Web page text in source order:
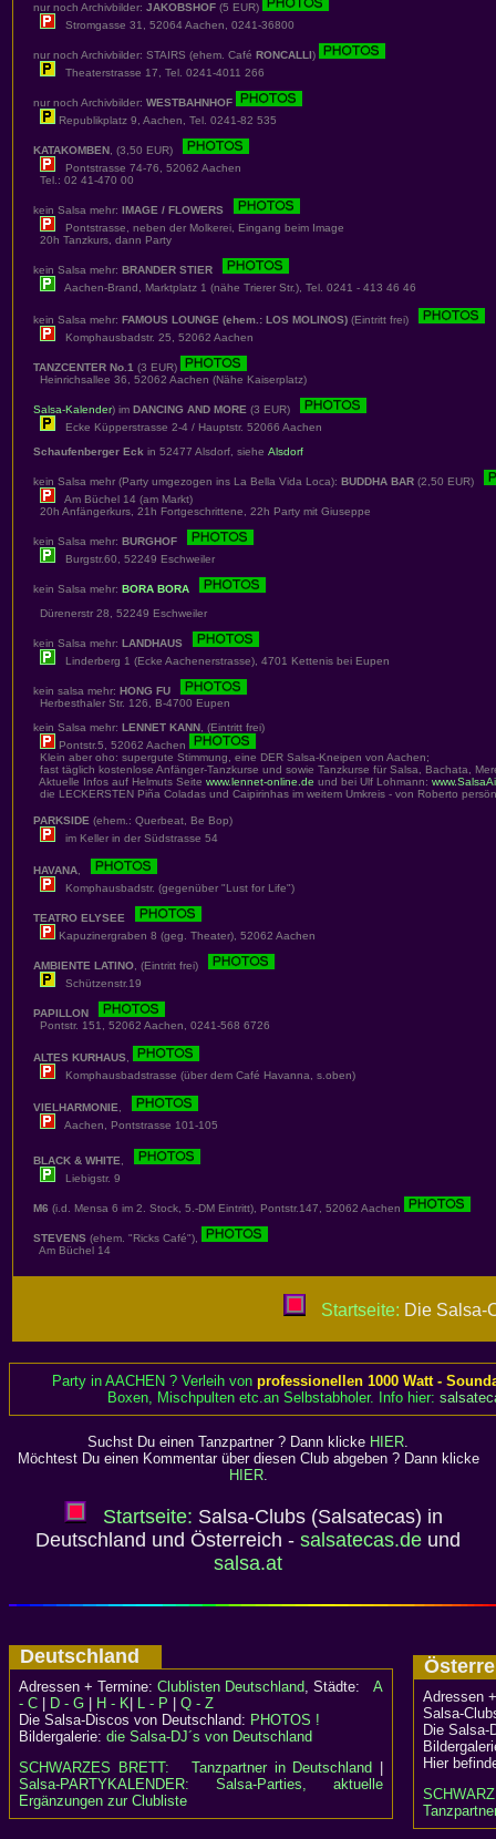
nur noch Archivbilder: JAKOBSHOF (5 EUR)
Stromgasse 31, 52064 Aachen, 0241-36800
nur noch Archivbilder: STAIRS (ehem. Café RONCALLI)
Theaterstrasse 17, Tel. 0241-4011 266
nur noch Archivbilder: WESTBAHNHOF
Republikplatz 9, Aachen, Tel. 0241-82 535
KATAKOMBEN , (3,50 EUR)
Pontstrasse 74-76, 52062 Aachen
Tel.: 02 41-470 00
kein Salsa mehr: IMAGE / FLOWERS
Pontstrasse, neben der Molkerei, Eingang beim Image
20h Tanzkurs, dann Party
kein Salsa mehr: BRANDER STIER
Aachen-Brand, Marktplatz 1 (nähe Trierer Str.), Tel. 0241 - 413 46 46
kein Salsa mehr: FAMOUS LOUNGE (ehem.: LOS MOLINOS) (Eintritt frei)
Komphausbadstr. 25, 52062 Aachen
TANZCENTER No.1 (3 EUR)
Heinrichsallee 36, 52062 Aachen (Nähe Kaiserplatz)
Salsa-Kalender) im DANCING AND MORE (3 EUR)
Ecke Küpperstrasse 2-4 / Hauptstr. 52066 Aachen
Schaufenberger Eck in 52477 Alsdorf, siehe Alsdorf
kein Salsa mehr (Party umgezogen ins La Bella Vida Loca): BUDDHA BAR (2,50 EUR)
Am Büchel 14 (am Markt)
20h Anfängerkurs, 21h Fortgeschrittene, 22h Party mit Giuseppe
kein Salsa mehr: BURGHOF
Burgstr.60, 52249 Eschweiler
kein Salsa mehr: BORA BORA
Dürenerstr 28, 52249 Eschweiler
kein Salsa mehr: LANDHAUS
Linderberg 1 (Ecke Aachenerstrasse), 4701 Kettenis bei Eupen
kein salsa mehr: HONG FU
Herbesthaler Str. 126, B-4700 Eupen
kein Salsa mehr: LENNET KANN , (Eintritt frei)
Pontstr.5, 52062 Aachen
Klein aber oho: supergute Stimmung, eine DER Salsa-Kneipen von Aachen;
fast täglich kostenlose Anfänger-Tanzkurse und sowie Tanzkurse für Salsa, Bachata,
Aktuelle Infos auf Helmuts Seite www.lennet-online.de und bei Ulf Lohmann:
die LECKERSTEN Piña Coladas und Caipirinhas im weitem Umkreis - von Roberto
PARKSIDE (ehem.: Querbeat, Be Bop)
im Keller in der Südstrasse 54
HAVANA
Komphausbadstr. (gegenüber "Lust for Life")
TEATRO ELYSEE
Kapuzinergraben 8 (geg. Theater), 52062 Aachen
AMBIENTE LATINO , (Eintritt frei)
Schützenstr.19
PAPILLON
Pontstr. 151, 52062 Aachen, 0241-568 6726
ALTES KURHAUS
Komphausbadstrasse (über dem Café Havanna, s.oben)
VIELHARMONIE
Aachen, Pontstrasse 101-105
BLACK & WHITE
Liebigstr. 9
M6 (i.d. Mensa 6 im 2. Stock, 5.-DM Eintritt), Pontstr.147, 52062 Aachen
STEVENS (ehem. "Ricks Café"),
Am Büchel 14
Startseite: Die Salsa-
Party in AACHEN ? Verleih von professionellen 1000 Watt -
Boxen, Mischpulten etc.an Selbstabholer. Info hier:
Suchst Du einen Tanzpartner ? Dann klicke HIER.
Möchtest Du einen Kommentar über diesen Club abgeben ? Dann klicke
HIER.
Startseite: Salsa-Clubs (Salsatecas) in
Deutschland und Österreich - salsatecas.de und
salsa.at
Deutschland
Adressen + Termine: Clublisten Deutschland, Städte: A
- C
D - G H - K L - P
Q - Z
Die Salsa-Discos von Deutschland: PHOTOS !
Bildergalerie: die Salsa-DJ´s von Deutschland
SCHWARZES BRETT:
Tanzpartner in Deutschland
Salsa-PARTYKALENDER: Salsa-Parties, aktuelle
Ergänzungen zur Clubliste
Adressen
Salsa-
Die
Hier